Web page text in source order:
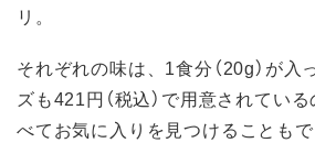
リ。
それぞれの味は、1食分（20g）が入
ズも421円（税込）で用意されてい
べてお気に入りを見つけることもで